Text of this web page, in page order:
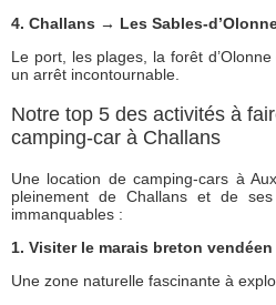
4. Challans → Les Sables-
Le port, les plages, la forêt
un arrêt incontournable.
Notre top 5 des activités à
camping-car à Challans
Une location de camping-cars à
pleinement de Challans et de
immanquables :
1. Visiter le marais breton vendéen
Une zone naturelle fascinante à